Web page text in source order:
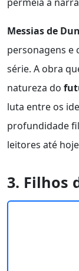
Messias de
personagens e
série. A obra
natureza do
luta entre os
profundidade
leitores até
3. Filhos